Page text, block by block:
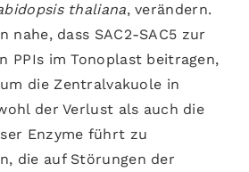
thaliana, verändern.
nahe, dass SAC2-SAC5 zur
PPIs im Tonoplast beitragen,
die Zentralvakuole in
der Verlust als auch die
Enzyme führt zu
die auf Störungen der